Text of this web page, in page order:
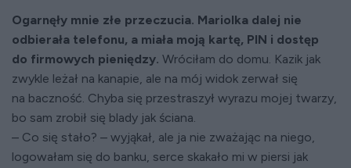
Ogarnęły mnie złe przeczucia. Mariolka dalej nie
odbierała telefonu, a miała moją kartę, PIN i dostęp
do firmowych pieniędzy. Wróciłam do domu. Kazik jak
zwykle leżał na kanapie, ale na mój widok zerwał się
na baczność. Chyba się przestraszył wyrazu mojej twarzy,
bo sam zrobił się blady jak ściana.
– Co się stało? – wyjąkał, ale ja nie zważając na niego,
logowałam się do banku, serce skakało mi w piersi jak